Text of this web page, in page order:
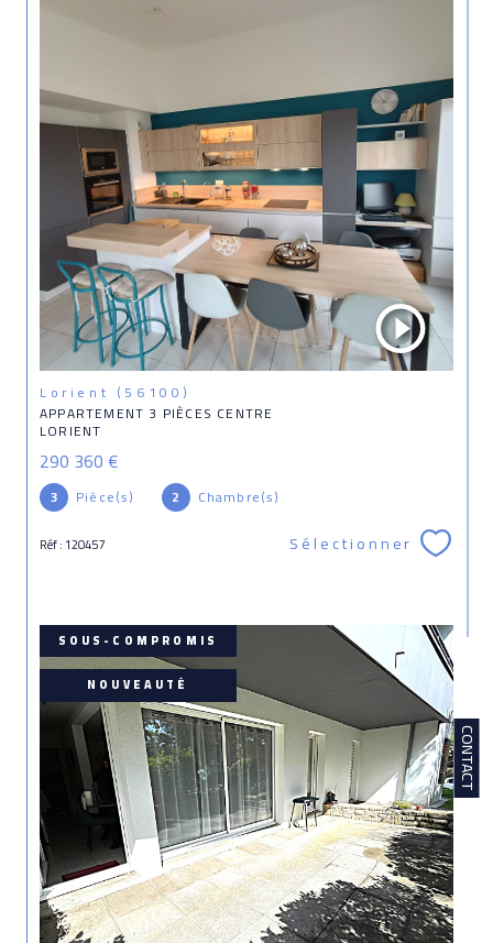
CONTACT
Lorient (56100)
APPARTEMENT 3 PIÈCES CENTRE
LORIENT
290 360 €
3 Pièce(s) 2 Chambre(s)
Réf : 120457 Sélectionner
SOUS-COMPROMIS
NOUVEAUTÉ